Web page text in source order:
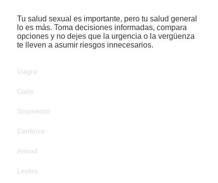
Tu salud sexual es importante, pero tu salud general
lo es más. Toma decisiones informadas, compara
opciones y no dejes que la urgencia o la vergüenza
te lleven a asumir riesgos innecesarios.
Viagra
Cialis
Stromectol
Cenforce
Amoxil
Levitra